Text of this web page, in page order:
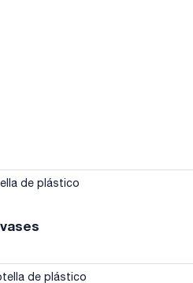
de plástico
de plástico